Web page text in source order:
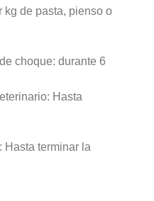
kg de pasta, pienso o
choque: durante 6
Hasta
Hasta terminar la